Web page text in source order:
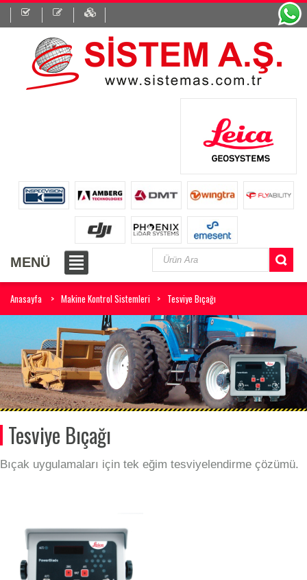
MENÜ
Anasayfa Makine Kontrol Sistemleri Tesviye Bıçağı
Tesviye Bıçağı
Bıçak uygulamaları için tek eğim tesviyelendirme çözümü.